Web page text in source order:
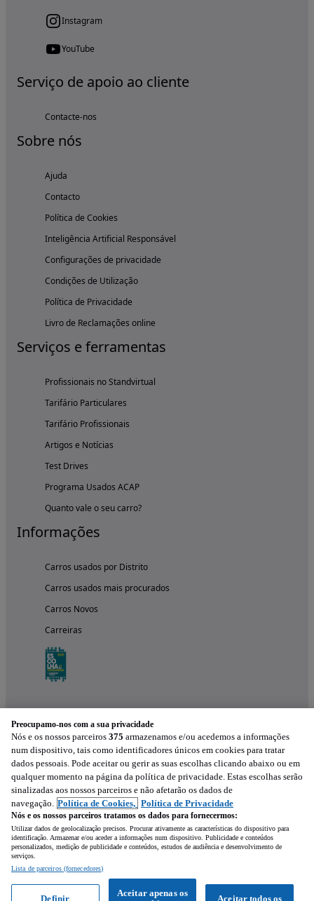
Instagram
YouTube
Serviço de apoio ao cliente
Contacte-nos
Sobre nós
Ajuda
Contacto
Política de Cookies
Inteligência Artificial Responsável
Configurações de privacidade
Condições de Utilização
Política de Privacidade
Livro de Reclamações online
Serviços e ferramentas
Profissionais no Standvirtual
Tarifário Particulares
Tarifário Profissionais
Artigos e Notícias
Test Drives
Programa Usados ACAP
Quanto vale o seu carro?
Informações
Carros usados por Distrito
Carros usados mais procurados
Carros Novos
Carreiras
Experimenta a aplicação
Preocupamo-nos com a sua privacidade
Nós e os nossos parceiros 375 armazenamos e/ou acedemos a informações
num dispositivo, tais como identificadores únicos em cookies para tratar
dados pessoais. Pode aceitar ou gerir as suas escolhas clicando abaixo ou em
qualquer momento na página da política de privacidade. Estas escolhas serão
sinalizadas aos nossos parceiros e não afetarão os dados de
navegação. Política de Cookies, Política de Privacidade
Nós e os nossos parceiros tratamos os dados para fornecermos:
Utilizar dados de geolocalização precisos. Procurar ativamente as características do dispositivo para
identificação. Armazenar e/ou aceder a informações num dispositivo. Publicidade e conteúdos
personalizados, medição de publicidade e conteúdos, estudos de audiência e desenvolvimento de
serviços.
Lista de parceiros (fornecedores)
Aceitar todos os
Aceitar apenas os
Definir